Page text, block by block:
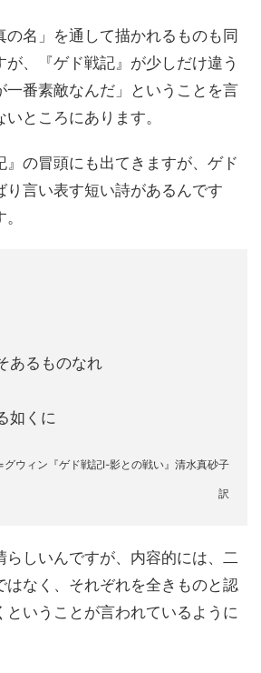
の名」を通して描かれるものも同
が、『ゲド戦記』が少しだけ違う
一番素敵なんだ」ということを言
ところにあります。
』の冒頭にも出てきますが、ゲド
り言い表す短い詩があるんです
あるものなれ
如くに
ウィン『ゲド戦記Ⅰ-影との戦い』清水真砂子
訳
らしいんですが、内容的には、二
はなく、それぞれを全きものと認
ということが言われているように